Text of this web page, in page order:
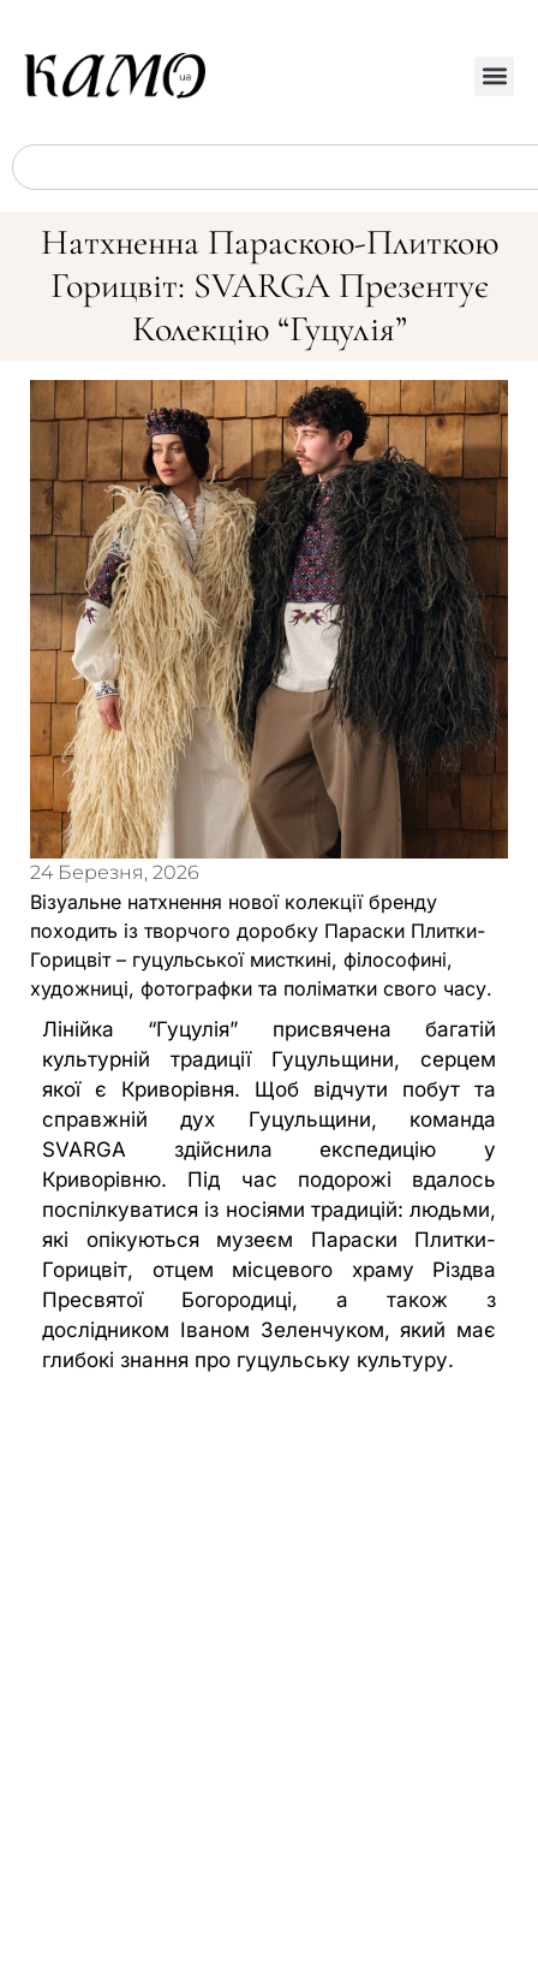
Натхненна Параскою-Плиткою
Горицвіт: SVARGA Презентує
Колекцію “Гуцулія”
24 Березня, 2026
Візуальне натхнення нової колекції бренду
походить із творчого доробку Параски Плитки-
Горицвіт – гуцульської мисткині, філософині,
художниці, фотографки та поліматки свого часу.
Лінійка “Гуцулія” присвячена багатій
культурній традиції Гуцульщини, серцем
якої є Криворівня. Щоб відчути побут та
справжній дух Гуцульщини, команда
SVARGA здійснила експедицію у
Криворівню. Під час подорожі вдалось
поспілкуватися із носіями традицій: людьми,
які опікуються музеєм Параски Плитки-
Горицвіт, отцем місцевого храму Різдва
Пресвятої Богородиці, а також з
дослідником Іваном Зеленчуком, який має
глибокі знання про гуцульську культуру.